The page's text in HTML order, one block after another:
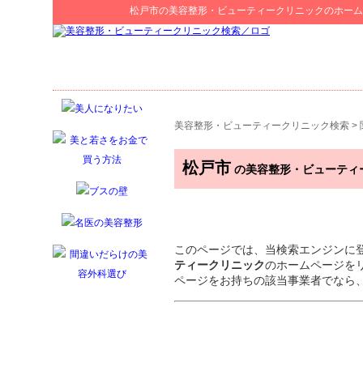
松戸市の美容整形・ビューティークリニックのホー
美容整形・ビューティークリニック検索 >
松戸市 の美容整形・ビューティ
このページでは、当検索エンジンに
ティークリニックのホームページを
ページをお持ちの該当事業者でなら